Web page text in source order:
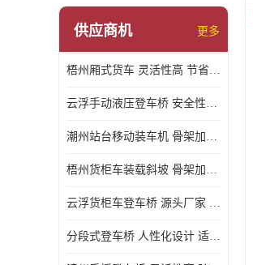
供应商机 更多
梧州厢式货车 灵活性高 节省空间
云浮手动液压登车桥 安全性较高 节省空间
潮州站台移动装车机 骨架加密 承载更强 皇加力机械设备厂
梧州货柜车装载斜坡 骨架加密 承载更强 皇加力机械设备厂
云浮货柜车登车桥 源头厂家 提高装卸作业效率
分段式登车桥 人性化设计 适用性广